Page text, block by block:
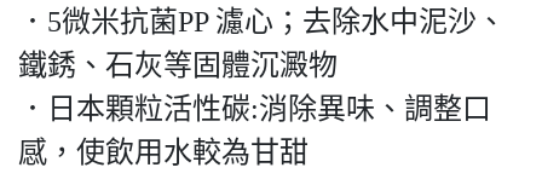
．5微米抗菌PP 濾心；去除水中泥沙、
鐵銹、石灰等固體沉澱物
．日本顆粒活性碳:消除異味、調整口
感，使飲用水較為甘甜